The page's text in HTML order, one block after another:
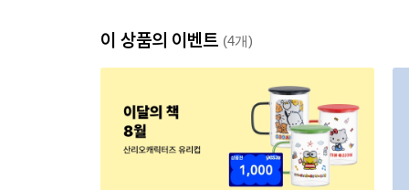
이 상품의 이벤트 (4개)